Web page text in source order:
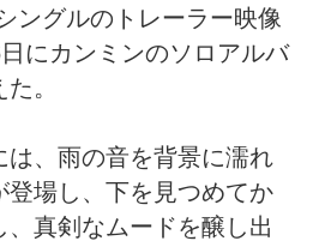
ングルのトレーラー映像
にカンミンのソロアルバ
。
は、雨の音を背景に濡れ
登場し、下を見つめてか
、真剣なムードを醸し出